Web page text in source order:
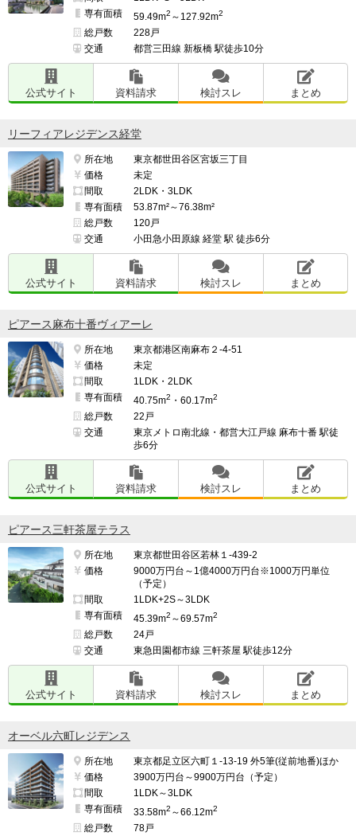
専有面積
59.49m2 ～127.92m2
総戸数
228戸
交通
都営三田線 新板橋 駅徒歩10分
公式サイト 資料請求 検討スレ まとめ
リーフィアレジデンス経堂
所在地
東京都世田谷区宮坂三丁目
価格
未定
間取
2LDK・3LDK
専有面積
53.87m²～76.38m²
総戸数
120戸
交通
小田急小田原線 経堂 駅 徒歩6分
公式サイト 資料請求 検討スレ まとめ
ピアース麻布十番ヴィアーレ
所在地
東京都港区南麻布２-4-51
価格
未定
間取
1LDK・2LDK
専有面積
40.75m2 ・60.17m2
総戸数
22戸
交通
東京メトロ南北線・都営大江戸線 麻布十番 駅徒
歩6分
公式サイト 資料請求 検討スレ まとめ
ピアース三軒茶屋テラス
所在地
東京都世田谷区若林１-439-2
価格
9000万円台～1億4000万円台※1000万円単位
（予定）
間取
1LDK+2S～3LDK
専有面積
45.39m2 ～69.57m2
総戸数
24戸
交通
東急田園都市線 三軒茶屋 駅徒歩12分
公式サイト 資料請求 検討スレ まとめ
オーベル六町レジデンス
所在地
東京都足立区六町１-13-19 外5筆(従前地番)ほか
価格
3900万円台～9900万円台（予定）
間取
1LDK～3LDK
専有面積
33.58m2 ～66.12m2
総戸数
78戸